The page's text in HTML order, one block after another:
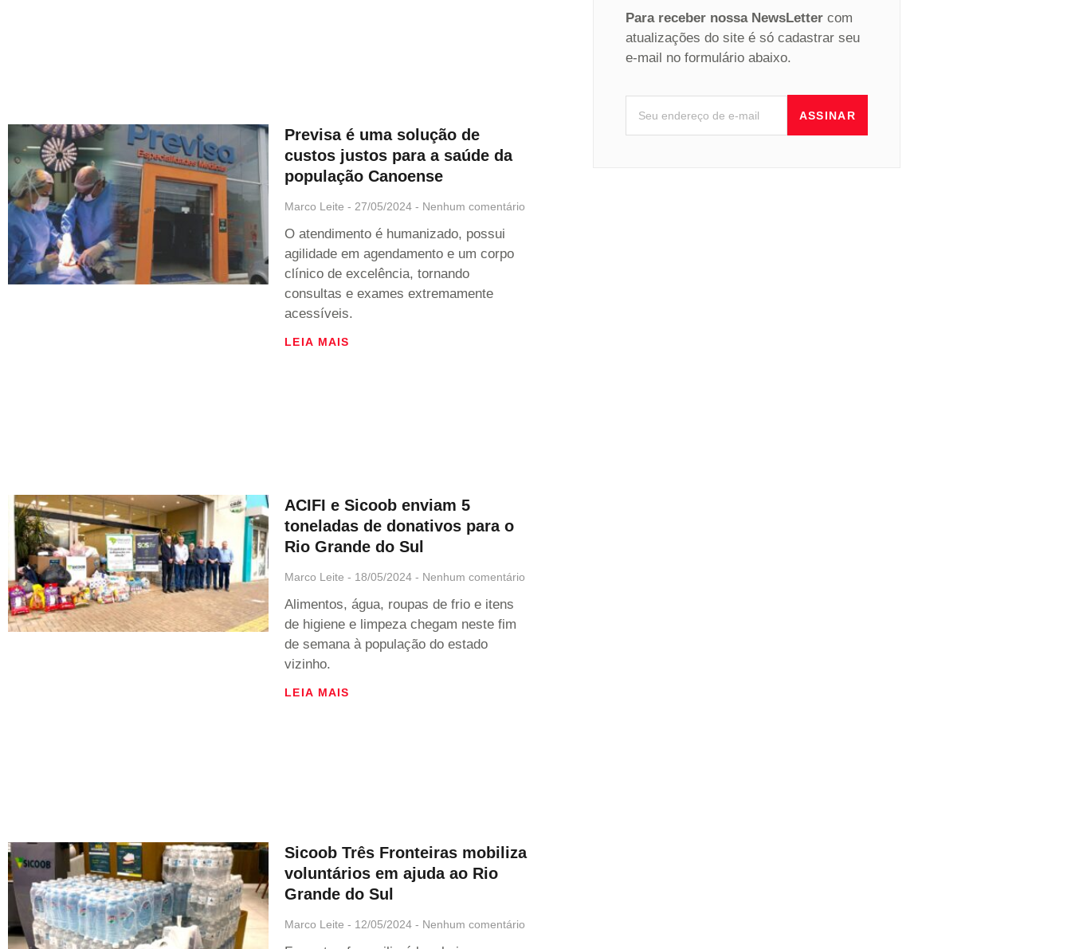
Previsa é uma solução de
custos justos para a saúde da
população Canoense
Marco Leite 27/05/2024 Nenhum comentário
O atendimento é humanizado, possui
agilidade em agendamento e um corpo
clínico de excelência, tornando
consultas e exames extremamente
acessíveis.
LEIA MAIS
ACIFI e Sicoob enviam 5
toneladas de donativos para o
Rio Grande do Sul
Marco Leite 18/05/2024 Nenhum comentário
Alimentos, água, roupas de frio e itens
de higiene e limpeza chegam neste fim
de semana à população do estado
vizinho.
LEIA MAIS
Sicoob Três Fronteiras mobiliza
voluntários em ajuda ao Rio
Grande do Sul
Marco Leite 12/05/2024 Nenhum comentário
Para receber nossa NewsLetter com
atualizações do site é só cadastrar seu
e-mail no formulário abaixo.
ASSINAR